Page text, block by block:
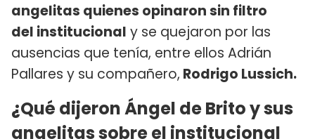
angelitas quienes opinaron sin filtro
del institucional y se quejaron por las
ausencias que tenía, entre ellos Adrián
Pallares y su compañero, Rodrigo Lussich.
¿Qué dijeron Ángel de Brito y sus
angelitas sobre el institucional